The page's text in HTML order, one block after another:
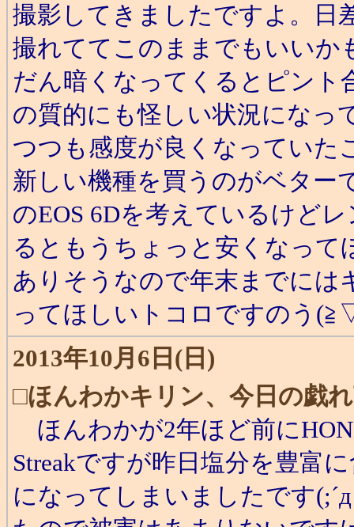
撮影してきましたですよ。日
撮れててこのままでもいいか
だん暗くなってくるとピント
の質的にも怪しい状況になっ
つつも感度が良くなっていた
新しい機種を買うのがベター
のEOS 6Dを考えているけど
るともうちょっと安くなって
ありそうなので年末までには
ってほしいトコロですのう
2013年10月6日(日)
□ほんわかキリン、今日の戯
ほんわかが2年ほど前に
Streakですが昨日塩分を豊富
になってしまいましたです